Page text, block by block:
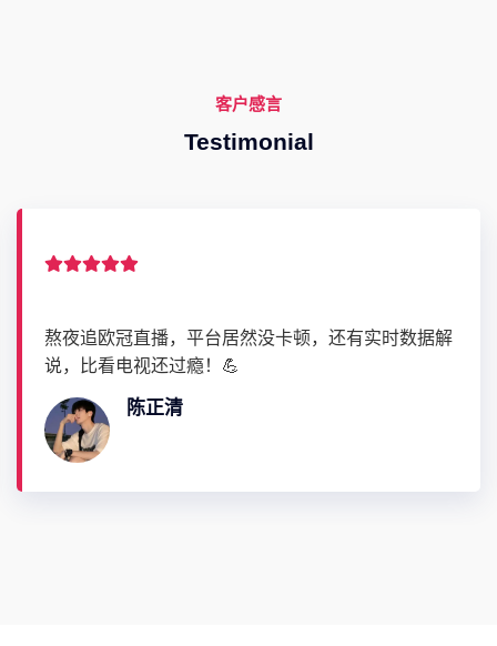
客户感言
Testimonial
熬夜追欧冠直播，平台居然没卡顿，还有实时数据解
说，比看电视还过瘾！💪
陈正清